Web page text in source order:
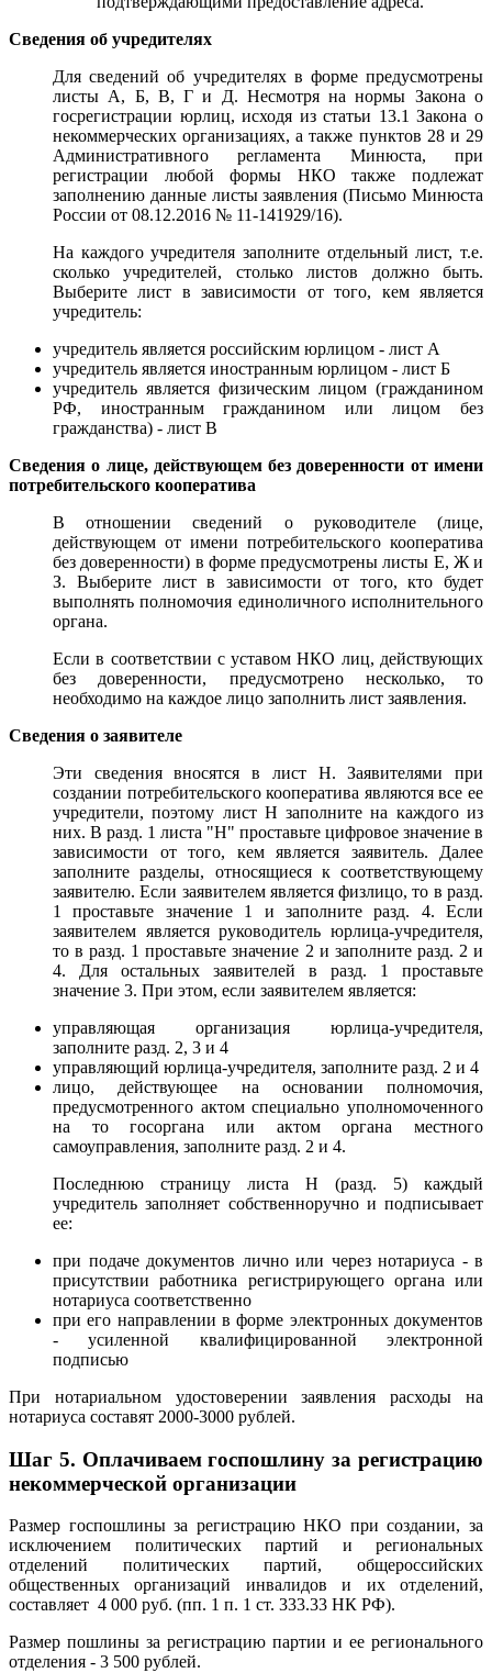
Сведения об учредителях
Для сведений об учредителях в форме предусмотрены
листы А, Б, В, Г и Д. Несмотря на нормы Закона о
госрегистрации юрлиц, исходя из статьи 13.1 Закона о
некоммерческих организациях, а также пунктов 28 и 29
Административного регламента Минюста, при
регистрации любой формы НКО также подлежат
заполнению данные листы заявления (Письмо Минюста
России от 08.12.2016 № 11-141929/16).
На каждого учредителя заполните отдельный лист, т.е.
сколько учредителей, столько листов должно быть.
Выберите лист в зависимости от того, кем является
учредитель:
учредитель является российским юрлицом - лист А
учредитель является иностранным юрлицом - лист Б
учредитель является физическим лицом (гражданином
РФ, иностранным гражданином или лицом без
гражданства) - лист В
Сведения о лице, действующем без доверенности от имени
потребительского кооператива
В отношении сведений о руководителе (лице,
действующем от имени потребительского кооператива
без доверенности) в форме предусмотрены листы Е, Ж и
З. Выберите лист в зависимости от того, кто будет
выполнять полномочия единоличного исполнительного
органа.
Если в соответствии с уставом НКО лиц, действующих
без доверенности, предусмотрено несколько, то
необходимо на каждое лицо заполнить лист заявления.
Сведения о заявителе
Эти сведения вносятся в лист Н. Заявителями при
создании потребительского кооператива являются все ее
учредители, поэтому лист Н заполните на каждого из
них. В разд. 1 листа "Н" проставьте цифровое значение в
зависимости от того, кем является заявитель. Далее
заполните разделы, относящиеся к соответствующему
заявителю. Если заявителем является физлицо, то в разд.
1 проставьте значение 1 и заполните разд. 4. Если
заявителем является руководитель юрлица-учредителя,
то в разд. 1 проставьте значение 2 и заполните разд. 2 и
4. Для остальных заявителей в разд. 1 проставьте
значение 3. При этом, если заявителем является:
управляющая организация юрлица-учредителя,
заполните разд. 2, 3 и 4
управляющий юрлица-учредителя, заполните разд. 2 и 4
лицо, действующее на основании полномочия,
предусмотренного актом специально уполномоченного
на то госоргана или актом органа местного
самоуправления, заполните разд. 2 и 4.
Последнюю страницу листа Н (разд. 5) каждый
учредитель заполняет собственноручно и подписывает
ее:
при подаче документов лично или через нотариуса - в
присутствии работника регистрирующего органа или
нотариуса соответственно
при его направлении в форме электронных документов
- усиленной квалифицированной электронной
подписью
При нотариальном удостоверении заявления расходы на
нотариуса составят 2000-3000 рублей.
Шаг 5. Оплачиваем госпошлину за регистрацию
некоммерческой организации
Размер госпошлины за регистрацию НКО при создании, за
исключением политических партий и региональных
отделений политических партий, общероссийских
общественных организаций инвалидов и их отделений,
составляет 4 000 руб. (пп. 1 п. 1 ст. 333.33 НК РФ).
Размер пошлины за регистрацию партии и ее регионального
отделения - 3 500 рублей.